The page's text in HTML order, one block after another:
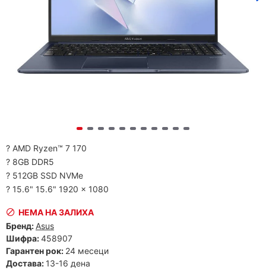
? AMD Ryzen™ 7 170
? 8GB DDR5
? 512GB SSD NVMe
? 15.6" 15.6" 1920 x 1080
НЕМА НА ЗАЛИХА
Бренд: Asus
Шифра:458907
Гарантен рок: 24 месеци
Достава: 13-16 дена